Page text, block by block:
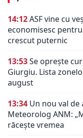
14:12ASF vine cu
economisesc
crescut puternic
13:53Se oprește
Giurgiu. Lista
august
13:34 Un nou val de
Meteorolog ANM:
răcește vremea